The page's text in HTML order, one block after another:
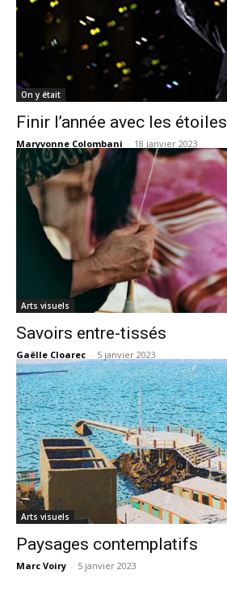
On y était
Finir l’année avec les étoiles
Maryvonne Colombani - 18 janvier 2023
Arts visuels
Savoirs entre-tissés
Gaëlle Cloarec - 5 janvier 2023
Arts visuels
Paysages contemplatifs
Marc Voiry - 5 janvier 2023